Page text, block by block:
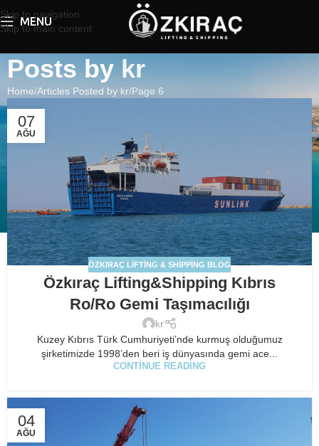
Skip to navigation
Skip to main content
MENU
Posts bykr
Home Articles Posted by kr Page 6
07
AĞU
ÖZKIRAÇ LIFTING & SHIPPING BLOG
Özkıraç Lifting&Shipping Kıbrıs
Ro/Ro Gemi Taşımacılığı
kr
Kuzey Kıbrıs Türk Cumhuriyeti’nde kurmuş olduğumuz
şirketimizde 1998’den beri iş dünyasında gemi ace...
CONTINUE READING
04
AĞU